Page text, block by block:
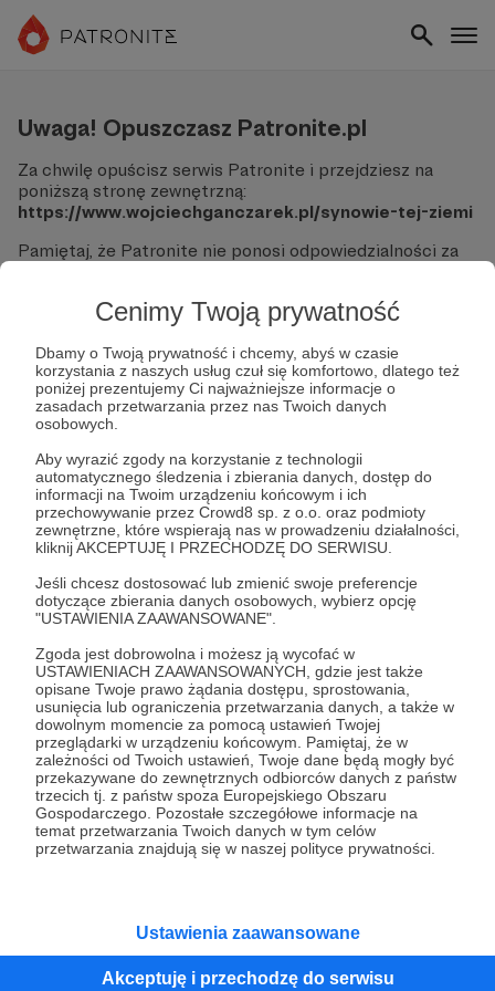
Cenimy Twoją prywatność
Dbamy o Twoją prywatność i chcemy, abyś w czasie
korzystania z naszych usług czuł się komfortowo, dlatego też
poniżej prezentujemy Ci najważniejsze informacje o
zasadach przetwarzania przez nas Twoich danych
osobowych.
Aby wyrazić zgody na korzystanie z technologii
automatycznego śledzenia i zbierania danych, dostęp do
informacji na Twoim urządzeniu końcowym i ich
przechowywanie przez Crowd8 sp. z o.o. oraz podmioty
zewnętrzne, które wspierają nas w prowadzeniu działalności,
kliknij AKCEPTUJĘ I PRZECHODZĘ DO SERWISU.
Jeśli chcesz dostosować lub zmienić swoje preferencje
dotyczące zbierania danych osobowych, wybierz opcję
"USTAWIENIA ZAAWANSOWANE".
Zgoda jest dobrowolna i możesz ją wycofać w
USTAWIENIACH ZAAWANSOWANYCH, gdzie jest także
opisane Twoje prawo żądania dostępu, sprostowania,
usunięcia lub ograniczenia przetwarzania danych, a także w
dowolnym momencie za pomocą ustawień Twojej
przeglądarki w urządzeniu końcowym. Pamiętaj, że w
zależności od Twoich ustawień, Twoje dane będą mogły być
przekazywane do zewnętrznych odbiorców danych z państw
trzecich tj. z państw spoza Europejskiego Obszaru
Gospodarczego. Pozostałe szczegółowe informacje na
temat przetwarzania Twoich danych w tym celów
przetwarzania znajdują się w naszej polityce prywatności.
Ustawienia zaawansowane
Akceptuję i przechodzę do serwisu
Uwaga! Opuszczasz Patronite.pl
Za chwilę opuścisz serwis Patronite i przejdziesz na
poniższą stronę zewnętrzną:
https://www.wojciechganczarek.pl/synowie-tej-ziemi
Pamiętaj, że Patronite nie ponosi odpowiedzialności za
Nie podawaj swoich danych logowania ani informacji
finansowych na podjerzanych stronach.
Sprawdź dokładnie adres URL, zanim klikniesz przycisk
"Tak, przejdź do strony".
Jeśli masz wątpliwości, wróć do Patronite i zweryfikuj
link.
Czy na pewno chcesz kontynuować?
Tak, przejdź do strony
Kategorie
O Patronite
Dodatkowe produkty
Pomoc
RegulaminPolityka prywatnościPatronite Commons
Unia Europejska